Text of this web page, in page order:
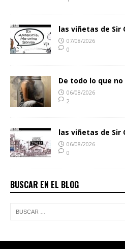
las viñetas de Sir
07/08/2026
0
De todo lo que
06/08/2026
2
las viñetas de Sir
06/08/2026
0
BUSCAR EN EL BLOG